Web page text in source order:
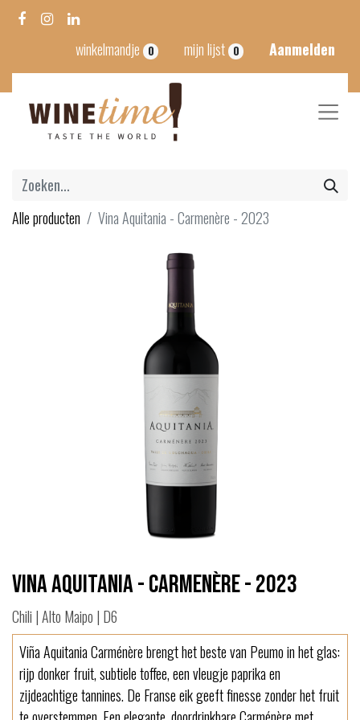
winkelmandje 0 mijn lijst 0 Aanmelden
Alle producten Vina Aquitania - Carmenère - 2023
Vina Aquitania - Carmenère - 2023
Chili | Alto Maipo | D6
Viña Aquitania Carménère brengt het beste van Peumo in het glas:
rijp donker fruit, subtiele toffee, een vleugje paprika en
zijdeachtige tannines. De Franse eik geeft finesse zonder het fruit